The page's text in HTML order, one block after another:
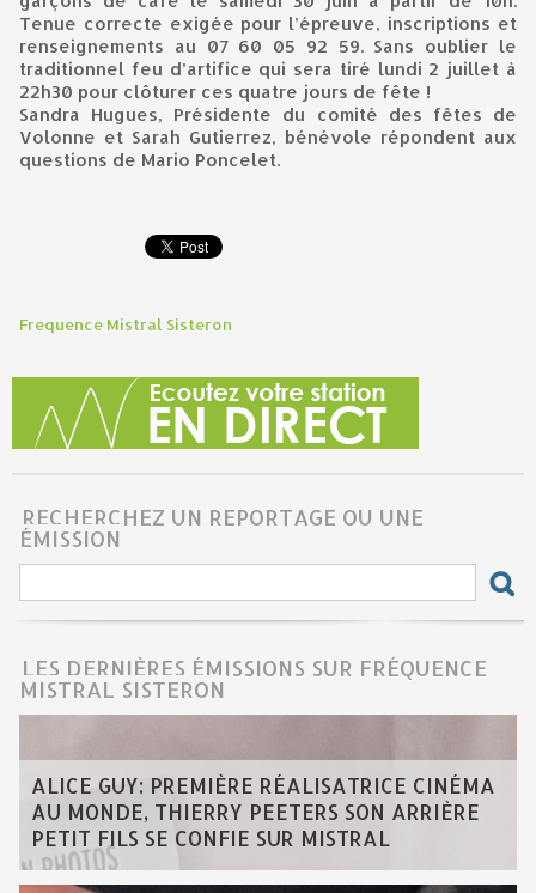
Tenue correcte exigée pour l’épreuve, inscriptions et
renseignements au 07 60 05 92 59. Sans oublier le
traditionnel feu d’artifice qui sera tiré lundi 2 juillet à
22h30 pour clôturer ces quatre jours de fête !
Sandra Hugues, Présidente du comité des fêtes de
Volonne et Sarah Gutierrez, bénévole répondent aux
questions de Mario Poncelet.
Frequence Mistral Sisteron
RECHERCHEZ UN REPORTAGE OU UNE
ÉMISSION
LES DERNIÈRES ÉMISSIONS SUR FRÉQUENCE
MISTRAL SISTERON
ALICE GUY: PREMIÈRE RÉALISATRICE CINÉMA
AU MONDE, THIERRY PEETERS SON ARRIÈRE
PETIT FILS SE CONFIE SUR MISTRAL